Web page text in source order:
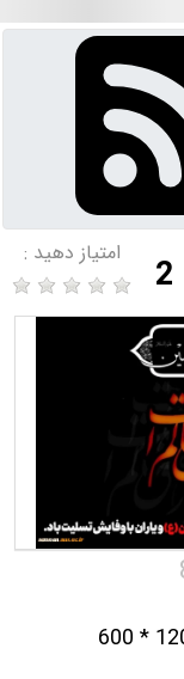
امتیاز دهید :